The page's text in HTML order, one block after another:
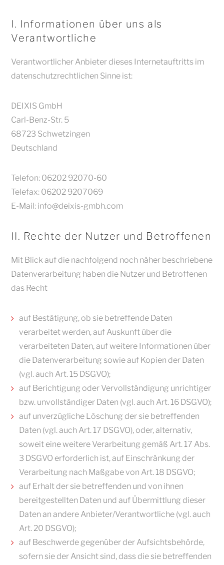
I. Informationen über uns als
Verantwortliche
Verantwortlicher Anbieter dieses Internetauftritts im
datenschutzrechtlichen Sinne ist:
DEIXIS GmbH
Carl-Benz-Str. 5
68723 Schwetzingen
Deutschland
Telefon: 06202 92070-60
Telefax: 06202 9207069
E-Mail: info@deixis-gmbh.com
II. Rechte der Nutzer und Betroffenen
Mit Blick auf die nachfolgend noch näher beschriebene
Datenverarbeitung haben die Nutzer und Betroffenen
das Recht
auf Bestätigung, ob sie betreffende Daten
verarbeitet werden, auf Auskunft über die
verarbeiteten Daten, auf weitere Informationen über
die Datenverarbeitung sowie auf Kopien der Daten
(vgl. auch Art. 15 DSGVO);
auf Berichtigung oder Vervollständigung unrichtiger
bzw. unvollständiger Daten (vgl. auch Art. 16 DSGVO);
auf unverzügliche Löschung der sie betreffenden
Daten (vgl. auch Art. 17 DSGVO), oder, alternativ,
soweit eine weitere Verarbeitung gemäß Art. 17 Abs.
3 DSGVO erforderlich ist, auf Einschränkung der
Verarbeitung nach Maßgabe von Art. 18 DSGVO;
auf Erhalt der sie betreffenden und von ihnen
bereitgestellten Daten und auf Übermittlung dieser
Daten an andere Anbieter/Verantwortliche (vgl. auch
Art. 20 DSGVO);
auf Beschwerde gegenüber der Aufsichtsbehörde,
sofern sie der Ansicht sind, dass die sie betreffenden